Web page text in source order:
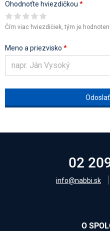
Ohodnoťte hviezdičkou *
Čím viac hviezdičiek, tým je
Meno a priezvisko *
02
info@nabbi.sk
O